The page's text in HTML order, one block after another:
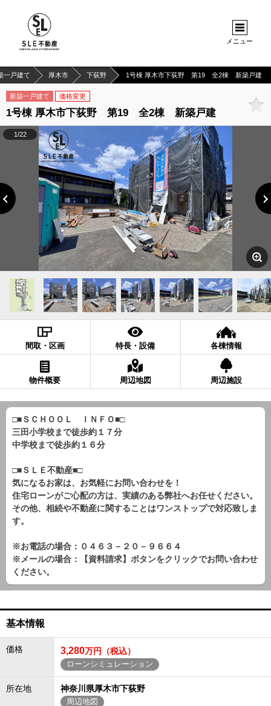
メニュー
一戸建て 厚木市 下荻野 1号棟 厚木市下荻野 第19 全2棟 新築戸建
新築一戸建て 価格変更
1号棟 厚木市下荻野 第19 全2棟 新築戸建
1/22
間取・区画 特長・設備 各棟情報
物件概要 周辺地図 周辺施設
□■ＳＣＨＯＯＬ ＩＮＦＯ■□
三田小学校まで徒歩約１７分
中学校まで徒歩約１６分
□■ＳＬＥ不動産■□
気になるお家は、お気軽にお問い合わせを！
住宅ローンがご心配の方は、実績のある弊社へお任せください。
その他、相続や不動産に関することはワンストップで対応致しま
す。
※お電話の場合：０４６３－２０－９６６４
※メールの場合：【資料請求】ボタンをクリックでお問い合わせ
ください。
基本情報
価格 3,280万円（税込）
ローンシミュレーション
所在地 神奈川県厚木市下荻野
周辺地図